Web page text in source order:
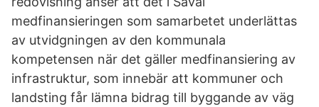
medfinansieringen som samarbetet underlättas
av utvidgningen av den kommunala
kompetensen när det gäller medfinansiering av
infrastruktur, som innebär att kommuner och
landsting får lämna bidrag till byggande av väg